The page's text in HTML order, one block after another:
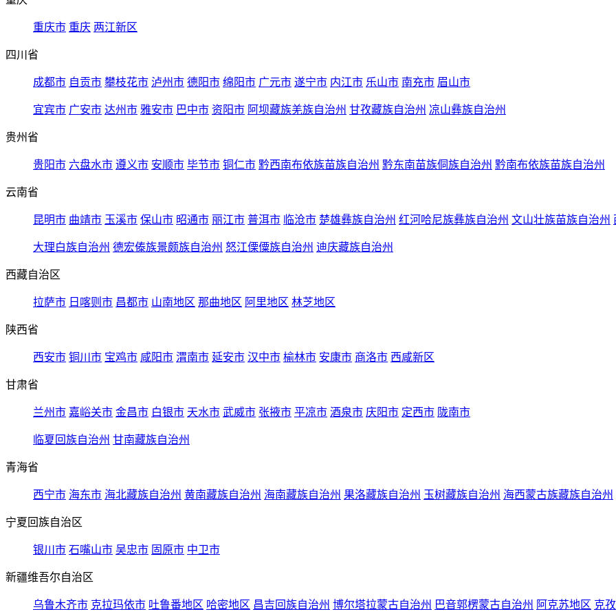
重庆市 重庆 两江新区
四川省
成都市 自贡市 攀枝花市 泸州市 德阳市 绵阳市 广元市 遂宁市 内江市 乐山市 南充市 眉山市
宜宾市 广安市 达州市 雅安市 巴中市 资阳市 阿坝藏族羌族自治州 甘孜藏族自治州 凉山彝族自治州
贵州省
贵阳市 六盘水市 遵义市 安顺市 毕节市 铜仁市 黔西南布依族苗族自治州 黔东南苗族侗族自治州 黔南布依族苗族自治州
云南省
昆明市 曲靖市 玉溪市 保山市 昭通市 丽江市 普洱市 临沧市 楚雄彝族自治州 红河哈尼族彝族自治州 文山壮族苗族自治州
大理白族自治州 德宏傣族景颇族自治州 怒江傈僳族自治州 迪庆藏族自治州
西藏自治区
拉萨市 日喀则市 昌都市 山南地区 那曲地区 阿里地区 林芝地区
陕西省
西安市 铜川市 宝鸡市 咸阳市 渭南市 延安市 汉中市 榆林市 安康市 商洛市 西咸新区
甘肃省
兰州市 嘉峪关市 金昌市 白银市 天水市 武威市 张掖市 平凉市 酒泉市 庆阳市 定西市 陇南市
临夏回族自治州 甘南藏族自治州
青海省
西宁市 海东市 海北藏族自治州 黄南藏族自治州 海南藏族自治州 果洛藏族自治州 玉树藏族自治州 海西蒙古族藏族自治州
宁夏回族自治区
银川市 石嘴山市 吴忠市 固原市 中卫市
新疆维吾尔自治区
乌鲁木齐市 克拉玛依市 吐鲁番地区 哈密地区 昌吉回族自治州 博尔塔拉蒙古自治州 巴音郭楞蒙古自治州 阿克苏地区 克